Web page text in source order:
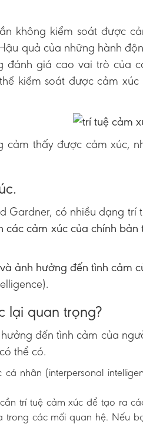
không kiểm soát được
quả của những hành
đánh giá cao vai trò của
kiểm soát được cảm
cảm thấy được cảm xúc,
Gardner, có nhiều dạng
các cảm xúc của chính
ảnh hưởng đến tình cảm
lại quan trọng?
đến tình cảm của
thể có.
cá nhân (interpersonal
trí tuệ cảm xúc để tạo ra
trong các mối quan hệ. Nếu